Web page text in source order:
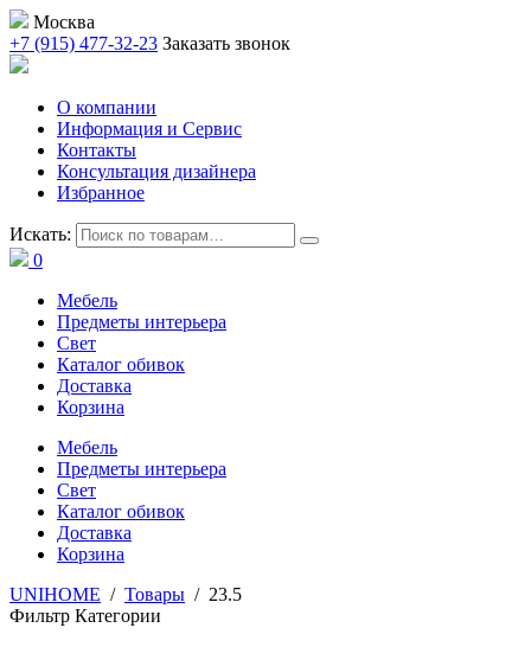
Москва
+7 (915) 477-32-23 Заказать звонок
О компании
Информация и Сервис
Контакты
Консультация дизайнера
Избранное
Искать:
0
Мебель
Предметы интерьера
Свет
Каталог обивок
Доставка
Корзина
Мебель
Предметы интерьера
Свет
Каталог обивок
Доставка
Корзина
UNIHOME / Товары / 23.5
Фильтр Категории